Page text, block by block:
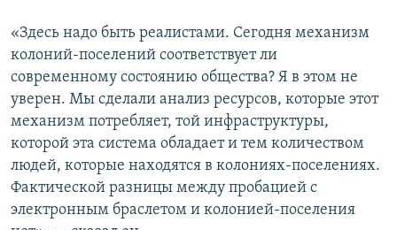
«Здесь надо быть реалистами. Сегодня механизм
колоний-поселений соответствует ли
современному состоянию общества? Я в этом не
уверен. Мы сделали анализ ресурсов, которые этот
механизм потребляет, той инфраструктуры,
которой эта система обладает и тем количеством
людей, которые находятся в колониях-поселениях.
Фактической разницы между пробацией с
электронным браслетом и колонией-поселения